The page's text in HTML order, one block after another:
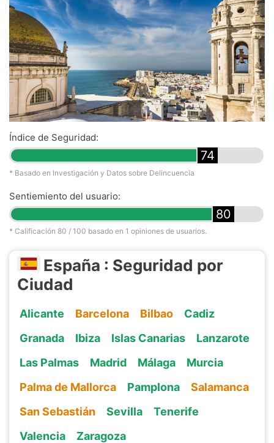
Índice de Seguridad:
74
* Basado en Investigación y Datos sobre Delincuencia
Sentiemiento del usuario:
80
* Calificación 80 / 100 basado en 1 opiniones de usuarios.
España : Seguridad por
Ciudad
Alicante Barcelona Bilbao
Cadiz
Granada
Ibiza Islas Canarias
Lanzarote
Las Palmas
Madrid Málaga
Murcia
Palma de Mallorca
Pamplona
Salamanca
San Sebastián
Sevilla
Tenerife
Valencia
Zaragoza